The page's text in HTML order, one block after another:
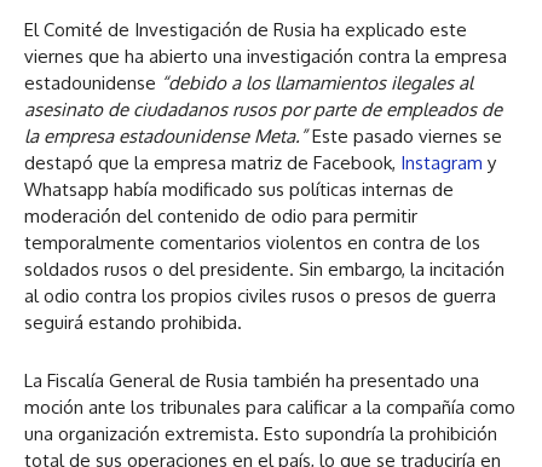
El Comité de Investigación de Rusia ha explicado este
viernes que ha abierto una investigación contra la empresa
estadounidense “debido a los llamamientos ilegales al
asesinato de ciudadanos rusos por parte de empleados de
la empresa estadounidense Meta.”Este pasado viernes se
destapó que la empresa matriz de Facebook, Instagram y
Whatsapp había modificado sus políticas internas de
moderación del contenido de odio para permitir
temporalmente comentarios violentos en contra de los
soldados rusos o del presidente. Sin embargo, la incitación
al odio contra los propios civiles rusos o presos de guerra
seguirá estando prohibida.
La Fiscalía General de Rusia también ha presentado una
moción ante los tribunales para calificar a la compañía como
una organización extremista. Esto supondría la prohibición
total de sus operaciones en el país, lo que se traduciría en